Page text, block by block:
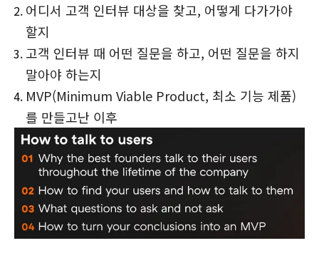
어디서 고객 인터뷰 대상을 찾고, 어떻게 다가가야
할지
고객 인터뷰 때 어떤 질문을 하고, 어떤 질문을 하지
말아야 하는지
MVP(Minimum Viable Product, 최소 기능 제품)
를 만들고난 이후